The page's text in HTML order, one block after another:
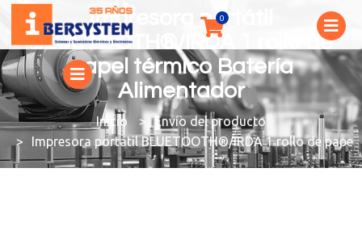
Impresora portátil
BLUETOOTH®/IRDA 1 rollo de
papel térmico Batería
Alimentador
You are here:
Envío del producto
Impresora portátil BLUETOOTH®/IRDA 1 rollo de